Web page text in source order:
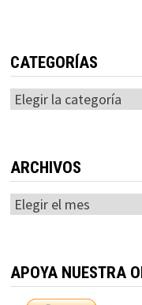
CATEGORÍAS
Categorías
ARCHIVOS
Archivos
APOYA NUESTRA